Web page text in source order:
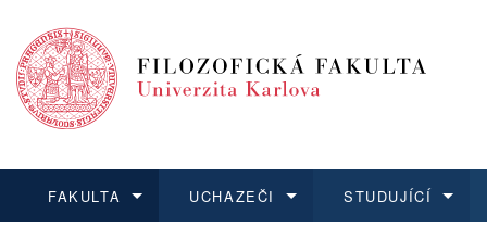
FAKULTA UCHAZEČI STUDUJÍCÍ